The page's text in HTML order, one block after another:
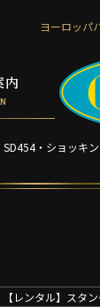
ヨーロッパ
内
SD454・ショッキ
【レンタル】スタ